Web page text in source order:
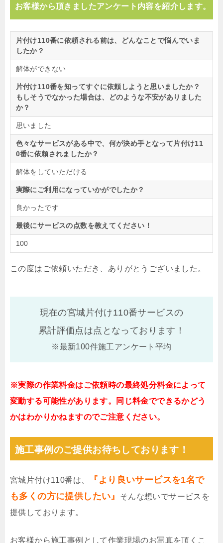
お客様から頂きましたアンケート内容を紹介します。
片付け110番に依頼される前は、どんなことで悩んでいま
したか？
解体ができない
片付け110番を知ってすぐに依頼しようと思いましたか？
もしそうでなかった場合は、どのような不安がありました
か？
思いました
色々なサービスがある中で、何が決め手となって片付け11
0番に依頼されましたか？
解体をしていただける
実際にご利用になっていかがでしたか？
良かったです
最後にサービスの点数を教えてください！
100
この度はご依頼いただき、ありがとうございました。
現在の宮城片付け110番サービスの
累計評価点は点となっております！
※最新100件施工アンケート平均
※実際の作業料金はご依頼時の最終処分料金によって
変動する可能性があります。同じ料金でできるかどう
かはわかりかねますのでご注意ください。
施工事例のご提供お待ちしております！
宮城片付け110番は、
『より良いサービスを1名で
も多くの方に提供したい』
そんな想いでサービスを
提供しております。
お客様から施工事例として作業現場のお写真を頂くこ